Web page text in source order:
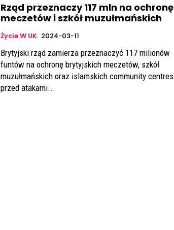
Rząd przeznaczy 117 mln na ochronę
meczetów i szkół muzułmańskich
Życie W UK 2024-03-11
Brytyjski rząd zamierza przeznaczyć 117 milionów
funtów na ochronę brytyjskich meczetów, szkół
muzułmańskich oraz islamskich community centres
przed atakami...